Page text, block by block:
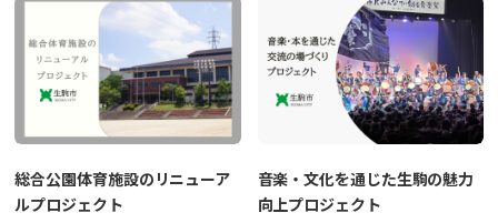
総合公園体育施設のリニューア
ルプロジェクト
音楽・文化を通じた生駒の魅力
向上プロジェクト